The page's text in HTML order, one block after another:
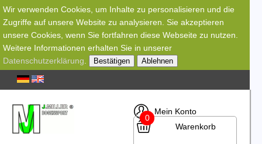
Wir verwenden Cookies, um Inhalte zu personalisieren und die
Zugriffe auf unsere Website zu analysieren. Sie akzeptieren
unsere Cookies, wenn Sie fortfahren diese Webseite zu nutzen.
Weitere Informationen erhalten Sie in unserer
Datenschutzerklärung
Bestätigen Ablehnen
Mein Konto
0
Warenkorb